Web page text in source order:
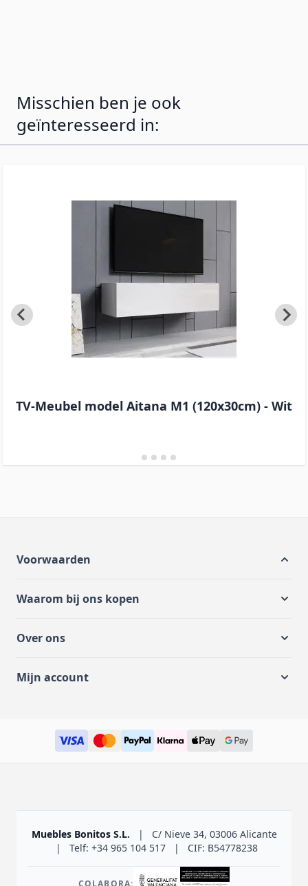
Misschien ben je ook
geïnteresseerd in:
TV-Meubel model Aitana M1 (120x30cm) - Wit
Voorwaarden
Waarom bij ons kopen
Over ons
Mijn account
Muebles Bonitos S.L. |
C/ Nieve 34, 03006 Alicante
|
Telf: +34 965 104 517 | CIF: B54778238